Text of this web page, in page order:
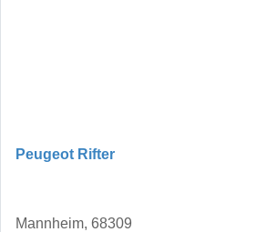
Peugeot Rifter
Mannheim, 68309